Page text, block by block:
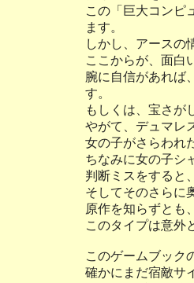
この「巨大コンピ
ます。
しかし、アースの
ここからが、面白
腕に自信があれば
す。
もしくは、宝さが
やがて、デュマレ
女の子がさらわれ
ちなみに女の子シ
判断ミスをすると
そしてそのさらに
原作を知らずとも
このタイプは意外
このゲームブック
確かにまだ宿敵サ